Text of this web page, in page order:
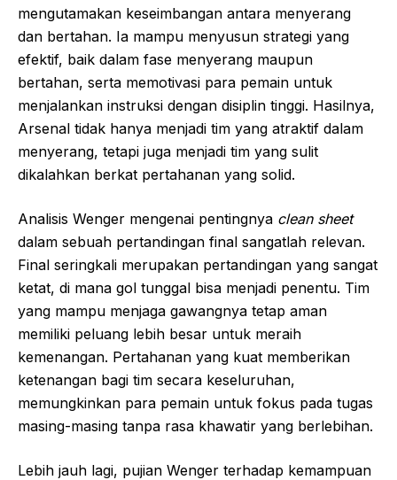
mengutamakan keseimbangan antara menyerang
dan bertahan. Ia mampu menyusun strategi yang
efektif, baik dalam fase menyerang maupun
bertahan, serta memotivasi para pemain untuk
menjalankan instruksi dengan disiplin tinggi. Hasilnya,
Arsenal tidak hanya menjadi tim yang atraktif dalam
menyerang, tetapi juga menjadi tim yang sulit
dikalahkan berkat pertahanan yang solid.
Analisis Wenger mengenai pentingnya clean sheet
dalam sebuah pertandingan final sangatlah relevan.
Final seringkali merupakan pertandingan yang sangat
ketat, di mana gol tunggal bisa menjadi penentu. Tim
yang mampu menjaga gawangnya tetap aman
memiliki peluang lebih besar untuk meraih
kemenangan. Pertahanan yang kuat memberikan
ketenangan bagi tim secara keseluruhan,
memungkinkan para pemain untuk fokus pada tugas
masing-masing tanpa rasa khawatir yang berlebihan.
Lebih jauh lagi, pujian Wenger terhadap kemampuan